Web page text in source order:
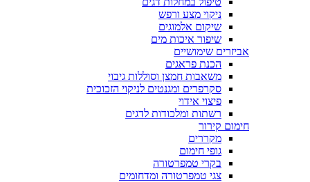
ניקוי מצע ורפש
שיקום אלמוגים
שיפור איכות מים
אביזרים שימושיים
הכנת פראגים
משאבות חמצן וסוללות גיבוי
סקרפרים ומגנטים לניקוי הזכוכית
פיצוי אידוי
רשתות ומלכודות לדגים
חימום קירור
מקררים
גופי חימום
בקרי טמפרטורה
צגי טמפרטורה ומדחומים